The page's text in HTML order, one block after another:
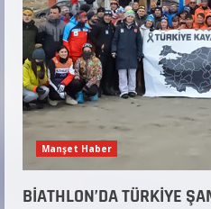
Manşet Haber
BİATHLON’DA TÜRKİYE